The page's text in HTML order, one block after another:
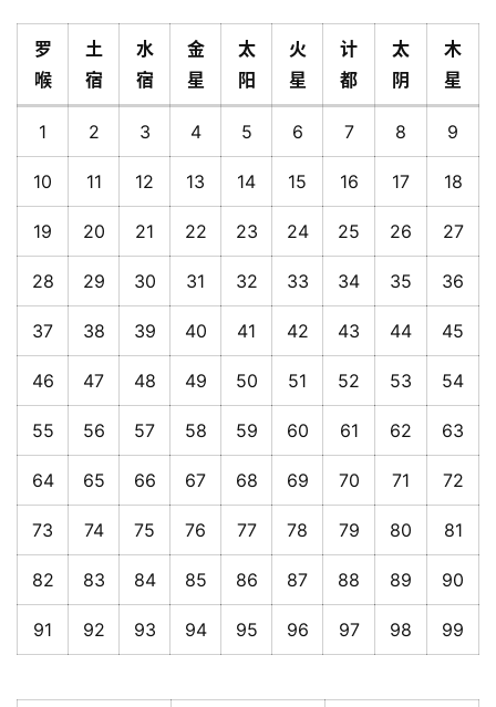
罗
喉
土
宿
水
宿
金
星
太
阳
火
星
计
都
太
阴
木
星
1 2 3 4 5 6 7 8 9
10 11 12 13 14 15 16 17 18
19 20 21 22 23 24 25 26 27
28 29 30 31 32 33 34 35 36
37 38 39 40 41 42 43 44 45
46 47 48 49 50 51 52 53 54
55 56 57 58 59 60 61 62 63
64 65 66 67 68 69 70 71 72
73 74 75 76 77 78 79 80 81
82 83 84 85 86 87 88 89 90
91 92 93 94 95 96 97 98 99